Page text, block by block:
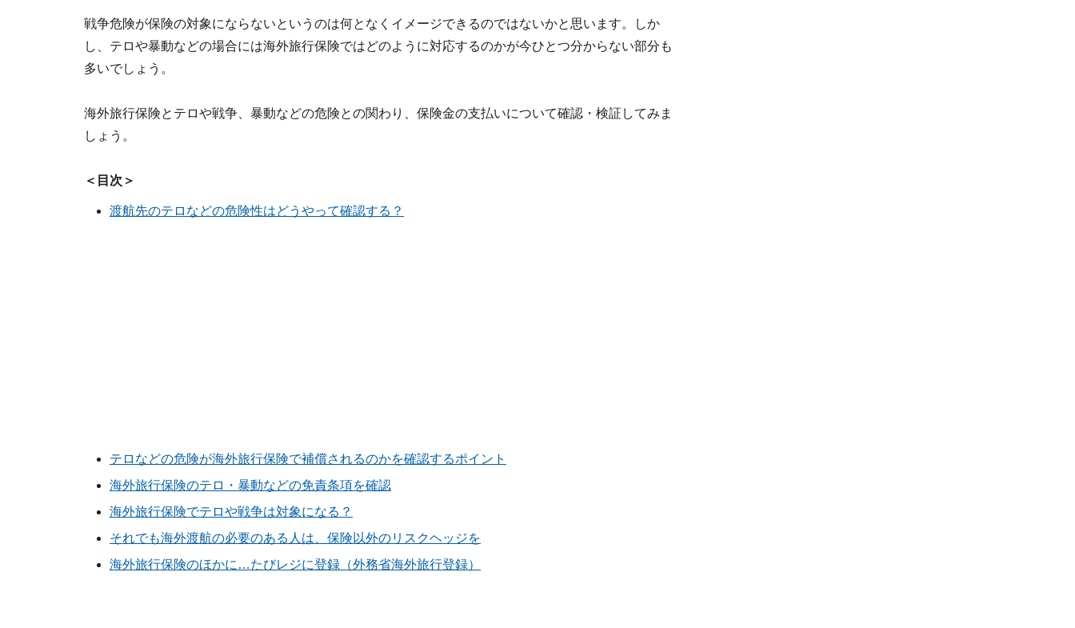
戦争危険が保険の対象にならないというのは何となくイメージできるのではないかと思います。しか
し、テロや暴動などの場合には海外旅行保険ではどのように対応するのかが今ひとつ分からない部分も
多いでしょう。
海外旅行保険とテロや戦争、暴動などの危険との関わり、保険金の支払いについて確認・検証してみま
しょう。
＜目次＞
渡航先のテロなどの危険性はどうやって確認する？
テロなどの危険が海外旅行保険で補償されるのかを確認するポイント
海外旅行保険のテロ・暴動などの免責条項を確認
海外旅行保険でテロや戦争は対象になる？
それでも海外渡航の必要のある人は、保険以外のリスクヘッジを
海外旅行保険のほかに…たびレジに登録（外務省海外旅行登録）